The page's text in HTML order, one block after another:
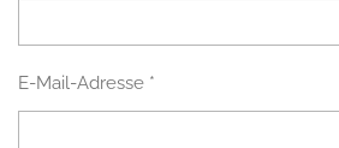
E-Mail-Adresse *